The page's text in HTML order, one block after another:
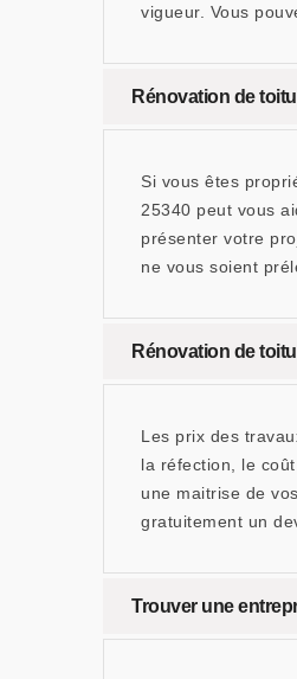
vigueur. Vous
Rénovation de
Si vous êtes
25340 peut vous
présenter votre
ne vous soient
Rénovation de
Les prix des
la réfection, le
une maitrise de
gratuitement un
Trouver une